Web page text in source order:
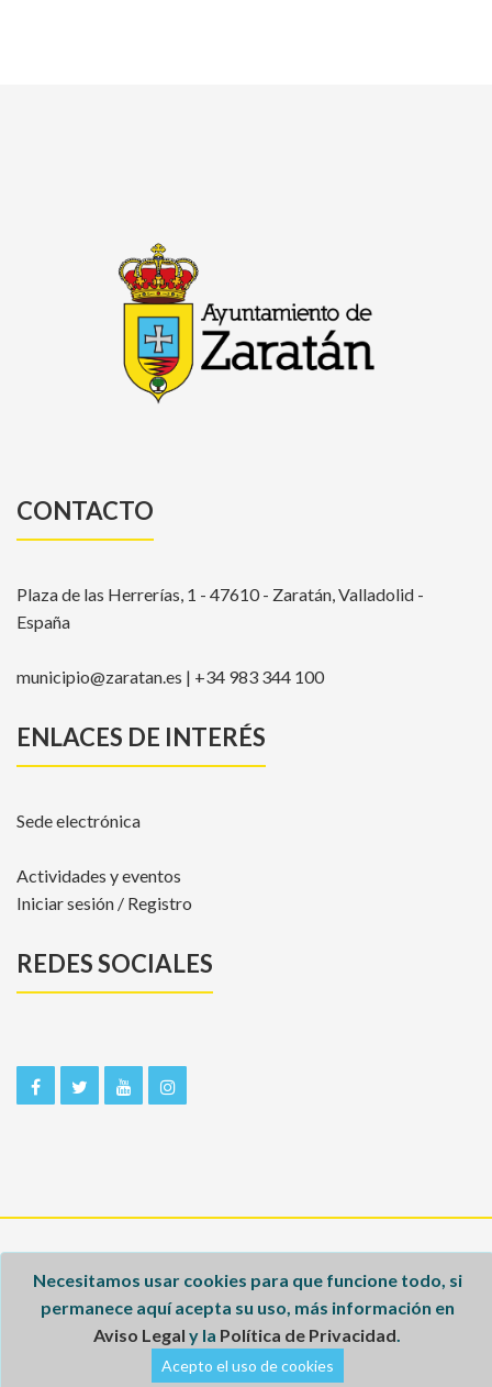
CONTACTO
Plaza de las Herrerías, 1 - 47610 - Zaratán, Valladolid -
España
municipio@zaratan.es | +34 983 344 100
ENLACES DE INTERÉS
Sede electrónica
Actividades y eventos
Iniciar sesión / Registro
REDES SOCIALES
Inicio
Aviso legal
Política de privacidad
Necesitamos usar cookies para que funcione todo, si
permanece aquí acepta su uso, más información en
Aviso Legal y la Política de Privacidad.
Acepto el uso de cookies